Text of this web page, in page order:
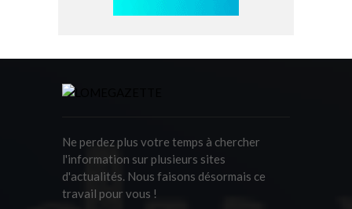
Ne perdez plus votre temps à chercher
l'information sur plusieurs sites
d'actualités. Nous faisons désormais ce
travail pour vous !